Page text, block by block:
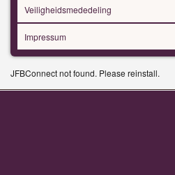
Veiligheidsmededeling
Impressum
JFBConnect not found. Please reinstall.